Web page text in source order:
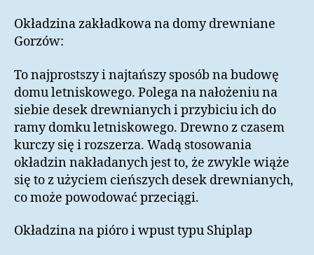
Okładzina zakładkowa na domy drewniane
Gorzów:
To najprostszy i najtańszy sposób na budowę
domu letniskowego. Polega na nałożeniu na
siebie desek drewnianych i przybiciu ich do
ramy domku letniskowego. Drewno z czasem
kurczy się i rozszerza. Wadą stosowania
okładzin nakładanych jest to, że zwykle wiąże
się to z użyciem cieńszych desek drewnianych,
co może powodować przeciągi.
Okładzina na pióro i wpust typu Shiplap